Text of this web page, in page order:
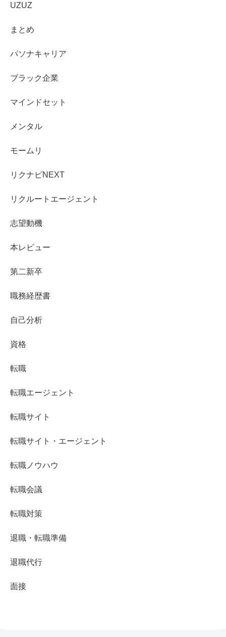
UZUZ
まとめ
パソナキャリア
ブラック企業
マインドセット
メンタル
モームリ
リクナビNEXT
リクルートエージェント
志望動機
本レビュー
第二新卒
職務経歴書
自己分析
資格
転職
転職エージェント
転職サイト
転職サイト・エージェント
転職ノウハウ
転職会議
転職対策
退職・転職準備
退職代行
面接